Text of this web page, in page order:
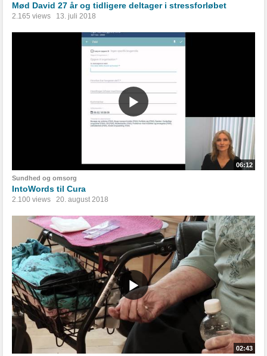
Mød David 27 år og tidligere deltager i stressforløbet
2.165 views 13. juli 2018
06:12
Sundhed og omsorg
IntoWords til Cura
2.100 views 20. august 2018
02:43